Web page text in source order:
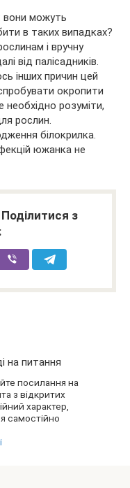
вони можуть
в таких випадках?
і вручну
від палісадників.
інших причин цей
окропити
необхідно розуміти,
рослин.
білокрилка.
южанка не
з
на питання
посилання на
з відкритих
характер,
самостійно